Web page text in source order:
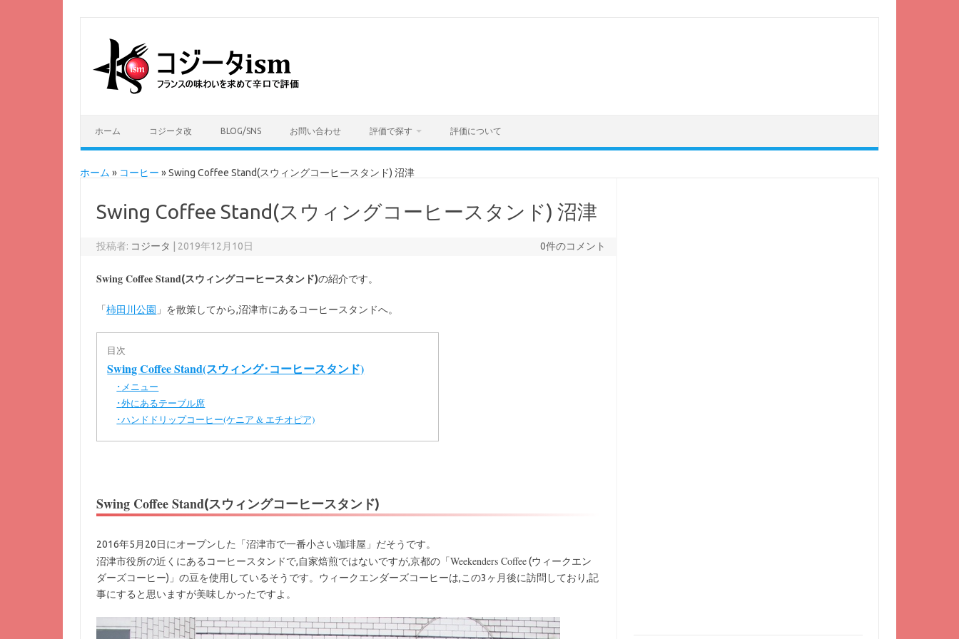
ホーム コジータ改 BLOG/SNS お問い合わせ 評価で探す 評価について
ホーム » コーヒー »Swing Coffee Stand(スウィングコーヒースタンド) 沼津
Swing Coffee Stand(スウィングコーヒースタンド) 沼津
投稿者: コジータ 2019年12月10日 0件のコメント
Swing Coffee Stand(スウィングコーヒースタンド)の紹介です。
「柿田川公園 」を散策してから,沼津市にあるコーヒースタンドへ。
目次
Swing Coffee Stand(スウィング･コーヒースタンド)
･ メニュー
･外にあるテーブル席
･ハンドドリップコーヒー(ケニア & エチオピア)
Swing Coffee Stand(スウィングコーヒースタンド)
2016年5月20日にオープンした「沼津市で一番小さい珈琲屋」だそうです。
沼津市役所の近くにあるコーヒースタンドで,自家焙煎ではないですが,京都の「Weekenders Coffee(ウィークエン
ダーズコーヒー)」の豆を使用しているそうです。ウィークエンダーズコーヒーは,この3ヶ月後に訪問しており,記
事にすると思いますが美味しかったですよ。